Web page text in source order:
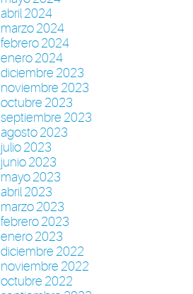
abril 2024
marzo 2024
febrero 2024
enero 2024
diciembre 2023
noviembre 2023
octubre 2023
septiembre 2023
agosto 2023
julio 2023
junio 2023
mayo 2023
abril 2023
marzo 2023
febrero 2023
enero 2023
diciembre 2022
noviembre 2022
octubre 2022